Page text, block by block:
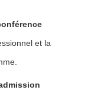
et la